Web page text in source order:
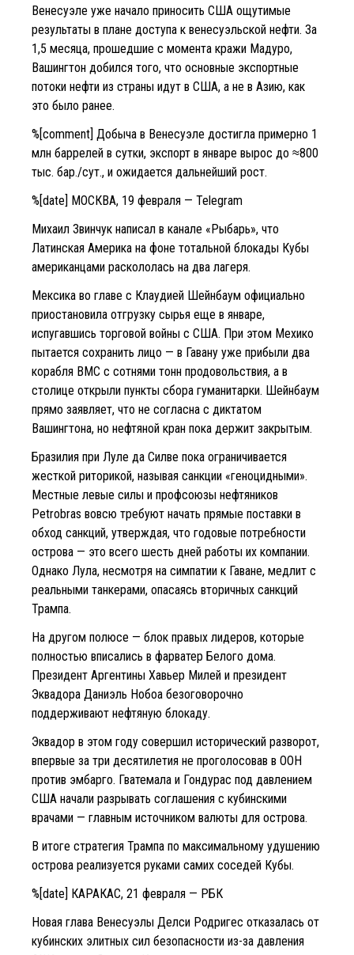
Венесуэле уже начало приносить США ощутимые
результаты в плане доступа к венесуэльской нефти. За
1,5 месяца, прошедшие с момента кражи Мадуро,
Вашингтон добился того, что основные экспортные
потоки нефти из страны идут в США, а не в Азию, как
это было ранее.
%[comment] Добыча в Венесуэле достигла примерно 1
млн баррелей в сутки, экспорт в январе вырос до ≈800
тыс. бар./сут., и ожидается дальнейший рост.
%[date] МОСКВА, 19 февраля — Telegram
Михаил Звинчук написал в канале «Рыбарь», что
Латинская Америка на фоне тотальной блокады Кубы
американцами раскололась на два лагеря.
Мексика во главе с Клаудией Шейнбаум официально
приостановила отгрузку сырья еще в январе,
испугавшись торговой войны с США. При этом Мехико
пытается сохранить лицо — в Гавану уже прибыли два
корабля ВМС с сотнями тонн продовольствия, а в
столице открыли пункты сбора гуманитарки. Шейнбаум
прямо заявляет, что не согласна с диктатом
Вашингтона, но нефтяной кран пока держит закрытым.
Бразилия при Луле да Силве пока ограничивается
жесткой риторикой, называя санкции «геноцидными».
Местные левые силы и профсоюзы нефтяников
Petrobras вовсю требуют начать прямые поставки в
обход санкций, утверждая, что годовые потребности
острова — это всего шесть дней работы их компании.
Однако Лула, несмотря на симпатии к Гаване, медлит с
реальными танкерами, опасаясь вторичных санкций
Трампа.
На другом полюсе — блок правых лидеров, которые
полностью вписались в фарватер Белого дома.
Президент Аргентины Хавьер Милей и президент
Эквадора Даниэль Нобоа безоговорочно
поддерживают нефтяную блокаду.
Эквадор в этом году совершил исторический разворот,
впервые за три десятилетия не проголосовав в ООН
против эмбарго. Гватемала и Гондурас под давлением
США начали разрывать соглашения с кубинскими
врачами — главным источником валюты для острова.
В итоге стратегия Трампа по максимальному удушению
острова реализуется руками самих соседей Кубы.
%[date] КАРАКАС, 21 февраля — РБК
Новая глава Венесуэлы Делси Родригес отказалась от
кубинских элитных сил безопасности из-за давления